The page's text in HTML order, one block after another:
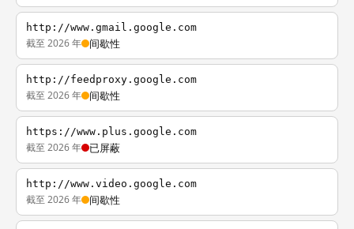
http://www.gmail.google.com
截至 2026 年 间歇性
http://feedproxy.google.com
截至 2026 年 间歇性
https://www.plus.google.com
截至 2026 年 已屏蔽
http://www.video.google.com
截至 2026 年 间歇性